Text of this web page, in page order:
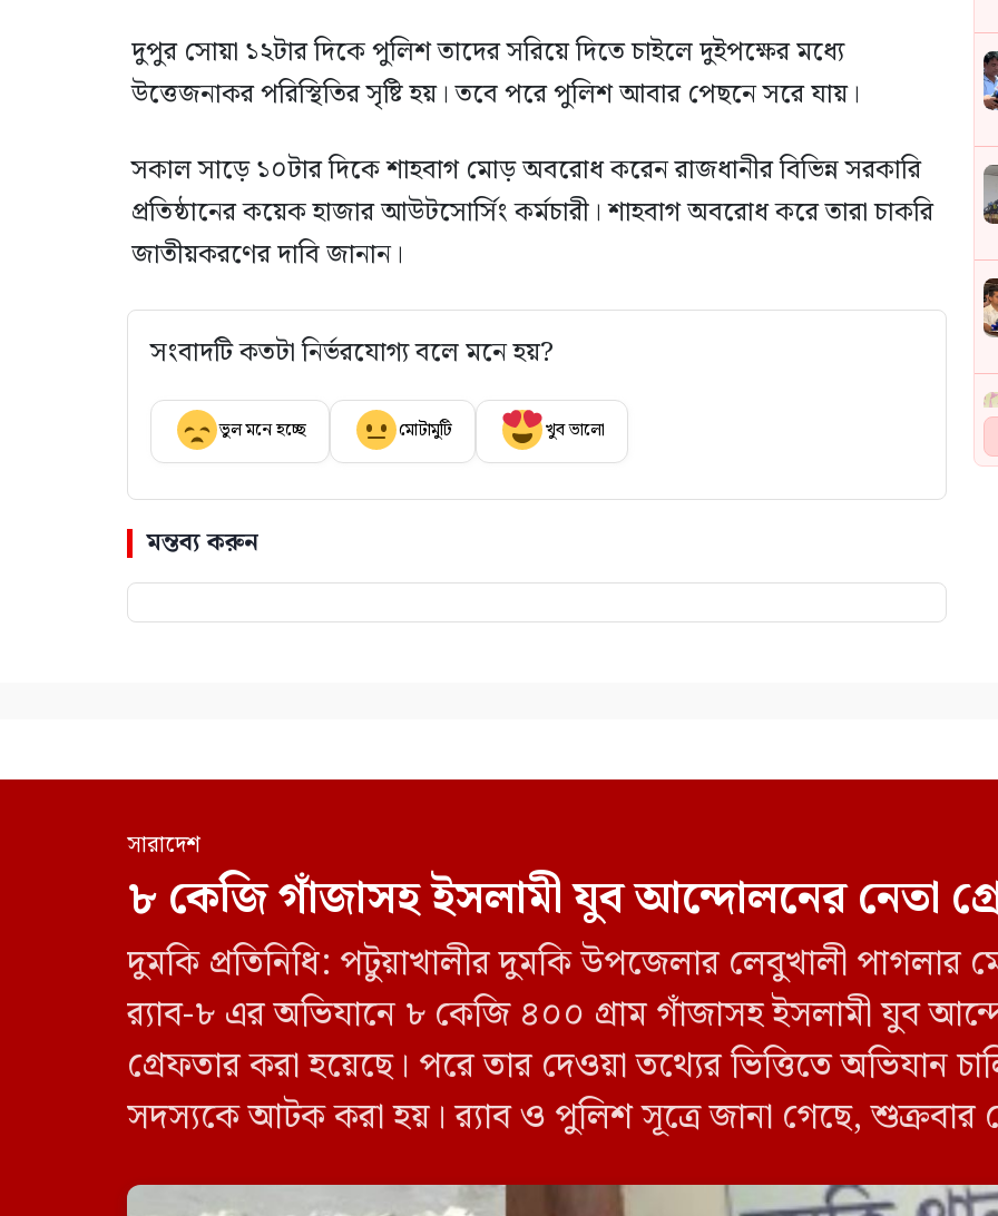
দুপুর সোয়া ১২টার দিকে পুলিশ তাদের সরিয়ে দিতে চাইলে দুইপক্ষের মধ্যে
উত্তেজনাকর পরিস্থিতির সৃষ্টি হয়। তবে পরে পুলিশ আবার পেছনে সরে যায়।
সকাল সাড়ে ১০টার দিকে শাহবাগ মোড় অবরোধ করেন রাজধানীর বিভিন্ন সরকারি
প্রতিষ্ঠানের কয়েক হাজার আউটসোর্সিং কর্মচারী। শাহবাগ অবরোধ করে তারা চাকরি
জাতীয়করণের দাবি জানান।
সংবাদটি কতটা নির্ভরযোগ্য বলে মনে হয়?
ভুল মনে হচ্ছে মোটামুটি খুব ভালো
মন্তব্য করুন
সারাদেশ
৮ কেজি গাঁজাসহ ইসলামী যুব আন্দোলনের নেতা
দুমকি প্রতিনিধি: পটুয়াখালীর দুমকি উপজেলার লেবুখালী পাগলার
র‍্যাব-৮ এর অভিযানে ৮ কেজি ৪০০ গ্রাম গাঁজাসহ ইসলামী যুব
গ্রেফতার করা হয়েছে। পরে তার দেওয়া তথ্যের ভিত্তিতে অভিযান
সদস্যকে আটক করা হয়। র‍্যাব ও পুলিশ সূত্রে জানা গেছে, শুক্রবার